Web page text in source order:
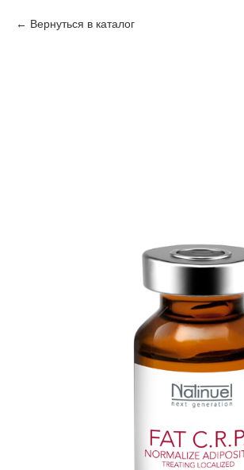
Вернуться в каталог